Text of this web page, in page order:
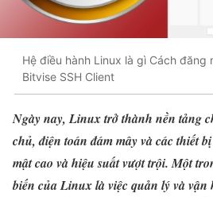
Hệ điều hành Linux là gì Cách đăng
Bitvise SSH Client
Ngày nay, Linux trở thành nền tảng
chủ, điện toán đám mây và các thiết
mật cao và hiệu suất vượt trội. Một
biến của Linux là việc quản lý và vận